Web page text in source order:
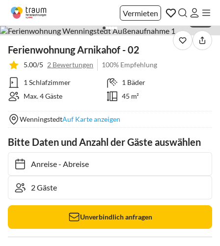
Vermieten
Ferienwohnung Arnikahof - 02
5.00/5 2 Bewertungen 100% Empfehlung
1 Schlafzimmer
1 Bäder
Max. 4 Gäste
45 m²
WenningstedtAuf Karte anzeigen
Bitte Daten und Anzahl der Gäste auswählen
Anreise- Abreise
Unverbindlich anfragen